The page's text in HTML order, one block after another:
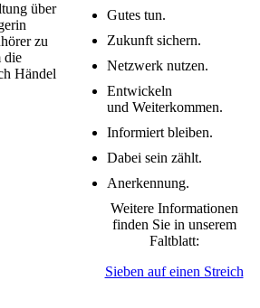
über
zu
die
Händel
Gutes tun.
Zukunft sichern.
Netzwerk nutzen.
Entwickeln
und Weiterkommen.
Informiert bleiben.
Dabei sein zählt.
Anerkennung.
Weitere Informationen
finden Sie in unserem
Faltblatt:
Sieben auf einen Streich